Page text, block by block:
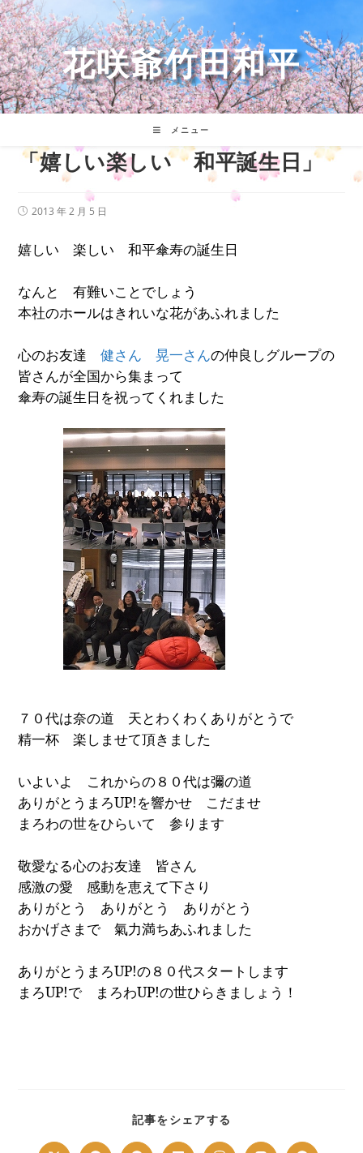
コ
ン
テ
ン
ツ
へ
ス
花咲爺竹田和平
メニュー
「嬉しい楽しい 和平誕生日」
投
開
日:
2013 年 2 月 5 日
嬉しい 楽しい 和平傘寿の誕生日
なんと 有難いことでしょう
本社のホールはきれいな花があふれました
心のお友達健さん 晃一さんの仲良しグループの
皆さんが全国から集まって
傘寿の誕生日を祝ってくれました
７０代は奈の道 天とわくわくありがとうで
精一杯 楽しませて頂きました
いよいよ これからの８０代は彌の道
ありがとうまろUP!を響かせ こだませ
まろわの世をひらいて 参ります
敬愛なる心のお友達 皆さん
感激の愛 感動を恵えて下さり
ありがとう ありがとう ありがとう
おかげさまで 氣力満ちあふれました
ありがとうまろUP!の８０代スタートします
まろUP!で まろわUP!の世ひらきましょう！
記事をシェアする
CONTENT